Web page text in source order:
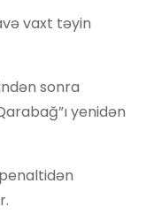
vaxt təyin
sonra
yenidən